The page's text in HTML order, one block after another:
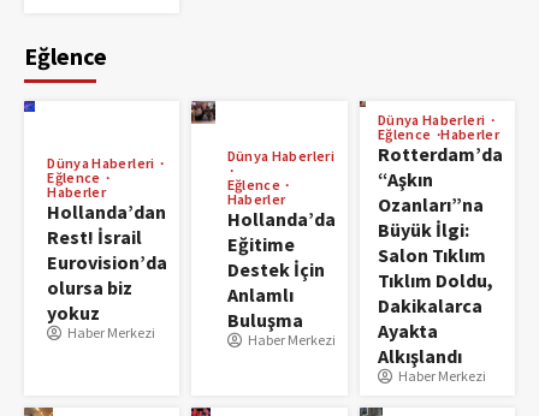
Eğlence
Dünya Haberleri
Eğlence
Haberler
Hollanda’dan
Rest! İsrail
Eurovision’da
olursa biz
yokuz
Haber Merkezi
Dünya Haberleri
Eğlence
Haberler
Hollanda’da
Eğitime
Destek İçin
Anlamlı
Buluşma
Haber Merkezi
Dünya Haberleri
Eğlence
Haberler
Rotterdam’da
“Aşkın
Ozanları”na
Büyük İlgi:
Salon Tıklım
Tıklım Doldu,
Dakikalarca
Ayakta
Alkışlandı
Haber Merkezi